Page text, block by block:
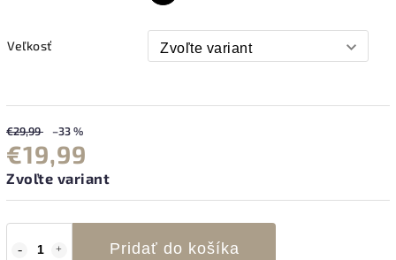
Veľkosť
€29,99 –33 %
€19,99
Zvoľte variant
Pridať do košíka